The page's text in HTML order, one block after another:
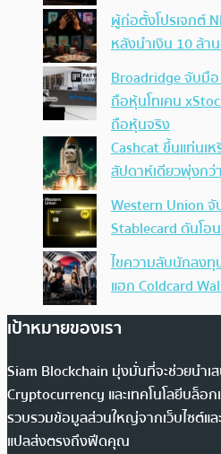
ผู้ก่อตั้งโปรเจกต์
หลังนำเงิน 10 ล้า
Broadridge จับมื
ถือหุ้นโทเคน
ถือหุ้นจริง
Cashcat ขึ้นแท่นเ
สัปดาห์เดียวพุ่งกว่
Western Union
Stablecard ดันโอ
ไขความลับนักลงทุ
แฮก Coldcard
เป้าหมายของเรา
Siam Blockchain มุ่งมั่นที่จะช่วยนำเ
Cryptocurrency และเทคโนโลยีบล็อ
รวบรวมข้อมูลส่วนใหญ่จากเว็บไซต์แล
แปลส่งตรงถึงฟีดคุณ